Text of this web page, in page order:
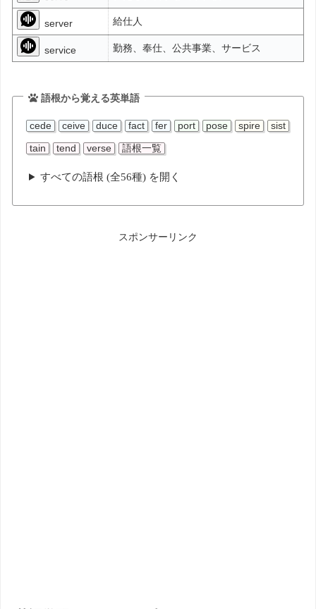
server 給仕人
service 勤務、奉仕、公共事業、サービス
語根から覚える英単語
cede ceive duce fact fer port pose spire sist
tain tend verse 語根一覧
すべての語根 (全56種) を開く
スポンサーリンク